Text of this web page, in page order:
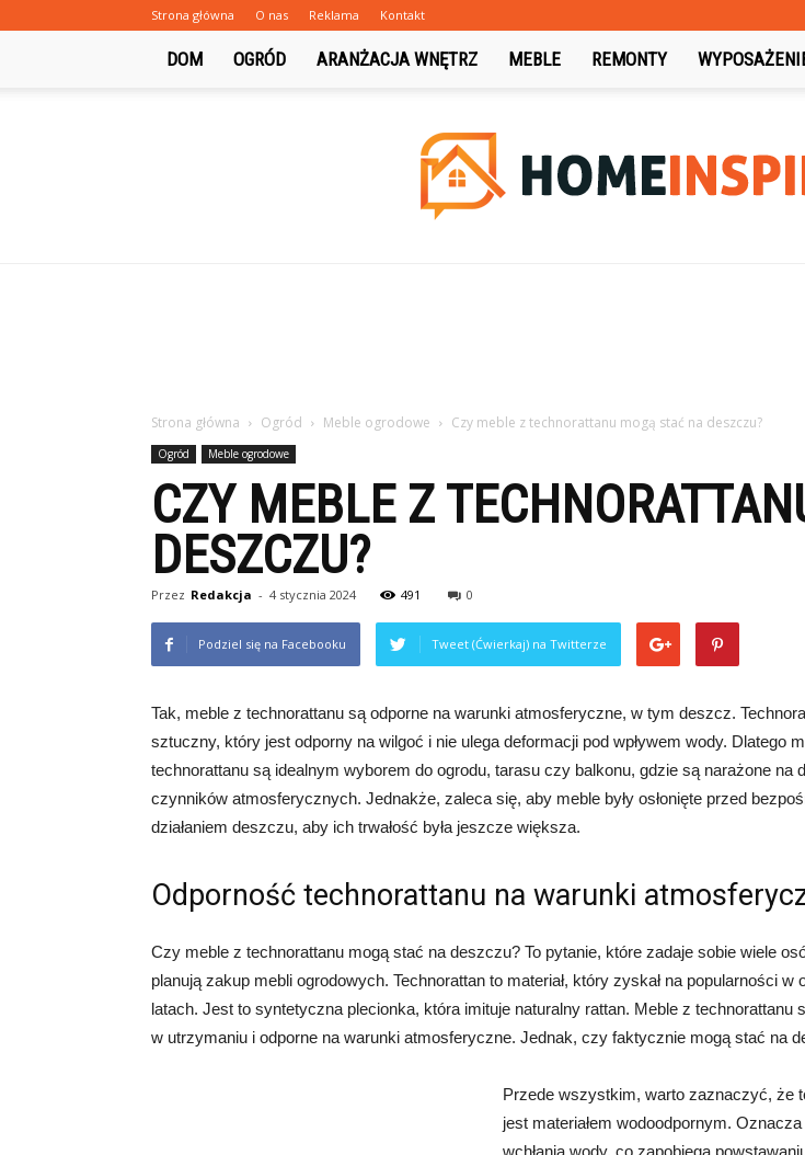
Strona główna O nas Reklama Kontakt
DOM OGRÓD ARANŻACJA WNĘTRZ MEBLE REMONTY
Strona główna Ogród Meble ogrodowe Czy meble z technorattanu mogą stać na deszczu?
Ogród Meble ogrodowe
CZY MEBLE Z
DESZCZU?
Przez Redakcja - 4 stycznia 2024 491 0
Podziel się na Facebooku Tweet (Ćwierkaj) na Twitterze
Tak, meble z technorattanu są odporne na warunki atmosferyczne, w tym deszcz.
sztuczny, który jest odporny na wilgoć i nie ulega deformacji pod wpływem wody. Dlatego
technorattanu są idealnym wyborem do ogrodu, tarasu czy balkonu, gdzie są narażone na
czynników atmosferycznych. Jednakże, zaleca się, aby meble były osłonięte przed
działaniem deszczu, aby ich trwałość była jeszcze większa.
Odporność technorattanu na warunki
Czy meble z technorattanu mogą stać na deszczu? To pytanie, które zadaje sobie wiele
planują zakup mebli ogrodowych. Technorattan to materiał, który zyskał na popularności w
latach. Jest to syntetyczna plecionka, która imituje naturalny rattan. Meble z technorattanu
w utrzymaniu i odporne na warunki atmosferyczne. Jednak, czy faktycznie mogą stać na
Przede wszystkim, warto zaznaczyć, że
jest materiałem wodoodpornym.
wchłania wody, co zapobiega